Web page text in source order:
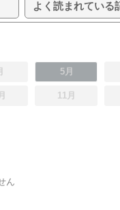
よく読まれている
5月
11月
ん